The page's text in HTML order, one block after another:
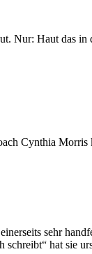
Nur: Haut das
Cynthia Morris
sehr
schreibt“ hat sie